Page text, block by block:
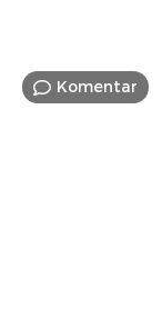
Komentar